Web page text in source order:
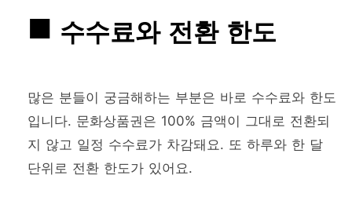
수수료와 전환 한도
많은 분들이 궁금해하는 부분은 바로 수수료와 한도
입니다. 문화상품권은 100% 금액이 그대로 전환되
지 않고 일정 수수료가 차감돼요. 또 하루와 한 달
단위로 전환 한도가 있어요.